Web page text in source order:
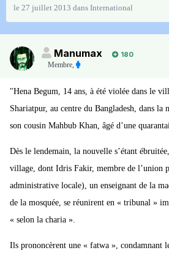
le 27 juillet 2013 dans International
Manumax
180
Membre,
"Hena Begum, 14 ans, à été violée dans le
Shariatpur, au centre du Bangladesh, dans
son cousin Mahbub Khan, âgé d’une
Dès le lendemain, la nouvelle s’étant
village, dont Idris Fakir, membre de l’union
administrative locale), un enseignant de la
de la mosquée, se réunirent en « tribunal »
« selon la charia ».
Ils prononcèrent une « fatwa », condamnant